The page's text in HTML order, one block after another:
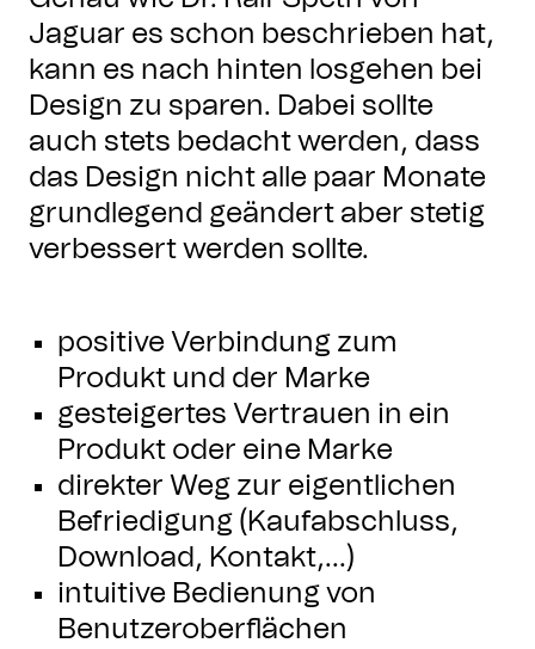
Jaguar es schon beschrieben hat,
kann es nach hinten losgehen bei
Design zu sparen. Dabei sollte
auch stets bedacht werden, dass
das Design nicht alle paar Monate
grundlegend geändert aber stetig
verbessert werden sollte.
positive Verbindung zum
Produkt und der Marke
gesteigertes Vertrauen in ein
Produkt oder eine Marke
direkter Weg zur eigentlichen
Befriedigung (Kaufabschluss,
Download, Kontakt,...)
intuitive Bedienung von
Benutzeroberflächen